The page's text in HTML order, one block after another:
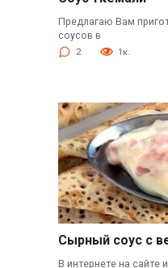
Предлагаю Вам
соусов в
2 1к.
Сырный соус с
В интернете на сайте